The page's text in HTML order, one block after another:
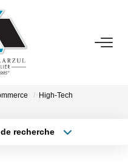
High-Tech
recherche